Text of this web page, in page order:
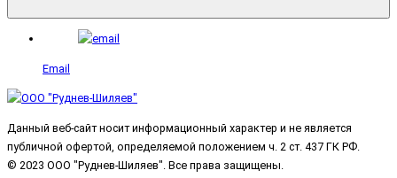
Email
Данный веб-сайт носит информационный характер и не является
публичной офертой, определяемой положением ч. 2 ст. 437 ГК РФ.
© 2023 ООО "Руднев-Шиляев". Все права защищены.